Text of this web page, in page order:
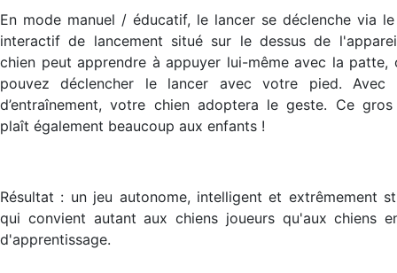
En mode manuel / éducatif, le lancer se déclenche via
interactif de lancement situé sur le dessus de
chien peut apprendre à appuyer lui-même avec la patte,
pouvez déclencher le lancer avec votre pied. Avec
d’entraînement, votre chien adoptera le geste. Ce
plaît également beaucoup aux enfants !
Résultat : un jeu autonome, intelligent et extrêmement
qui convient autant aux chiens joueurs qu'aux chiens
d'apprentissage.